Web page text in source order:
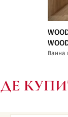
Ванна
ДЕ